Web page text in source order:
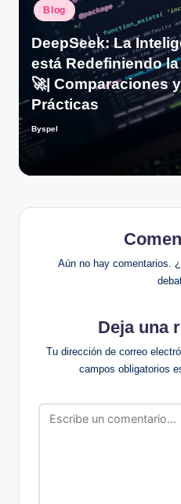
Publicado
en
Blog
DeepSeek: La
está Redefiniendo
🚀| Comparaciones
Prácticas
Publicado
por
Byspel
Aún no hay comentarios.
Deja una
Tu dirección de correo
campos obligatorios